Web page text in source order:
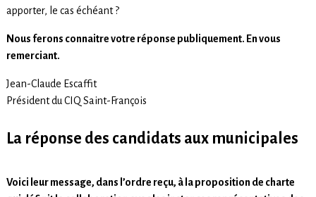
apporter, le cas échéant ?
Nous ferons connaitre votre réponse publiquement. En vous
remerciant.
Jean-Claude Escaffit
Président du CIQ Saint-François
La réponse des candidats aux municipales
Voici leur message, dans l’ordre reçu, à la proposition de charte